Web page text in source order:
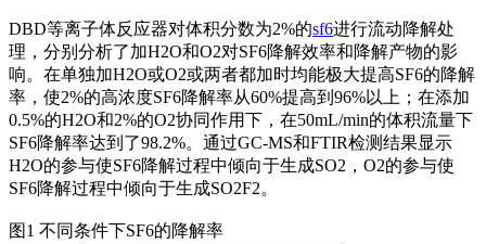
DBD等离子体反应器对体积分数为2%的sf6进行流动降解处
理，分别分析了加H2O和O2对SF6降解效率和降解产物的影
响。在单独加H2O或O2或两者都加时均能极大提高SF6的降解
率，使2%的高浓度SF6降解率从60%提高到96%以上；在添加
0.5%的H2O和2%的O2协同作用下，在50mL/min的体积流量下
SF6降解率达到了98.2%。通过GC-MS和FTIR检测结果显示
H2O的参与使SF6降解过程中倾向于生成SO2，O2的参与使
SF6降解过程中倾向于生成SO2F2。
图1 不同条件下SF6的降解率